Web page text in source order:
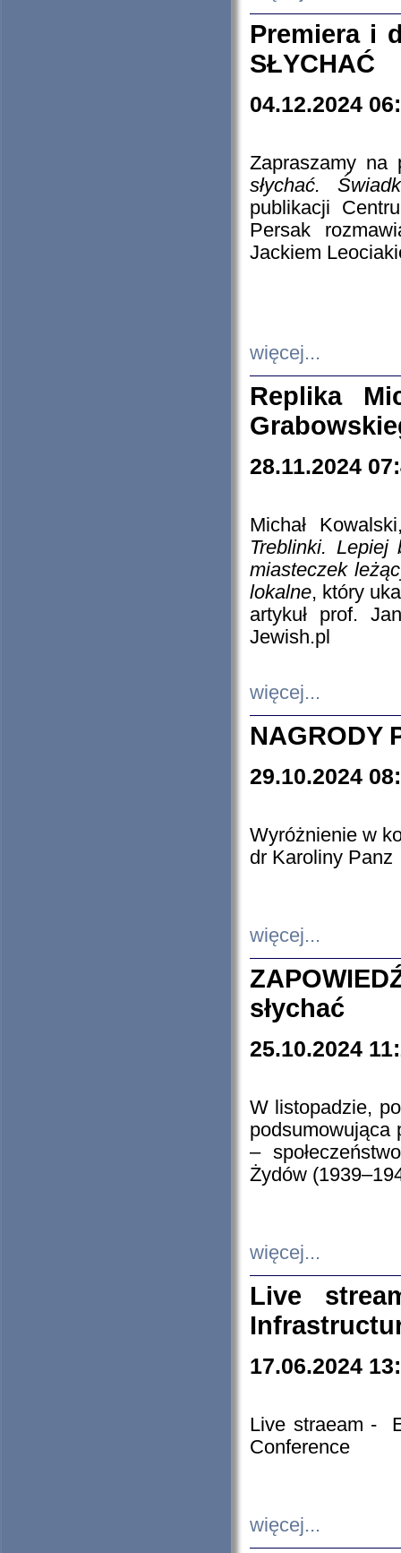
Premiera i
SŁYCHAĆ
04.12.2024
Zapraszamy
słychać.
publikacji
Persak
Jackiem
więcej...
Replika
28.11.2024
Michał
Treblinki. Lepiej
miasteczek
lokalne, który
artykuł prof.
Jewish.pl
więcej...
NAGRODY
29.10.2024
Wyróżnienie w
dr Karoliny Panz
więcej...
słychać
25.10.2024
W listopadzie,
podsumowująca
–
Żydów
więcej...
Live
17.06.2024
Live straeam -
Conference
więcej...